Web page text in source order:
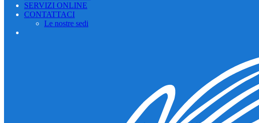
SERVIZI ONLINE
CONTATTACI
Le nostre sedi